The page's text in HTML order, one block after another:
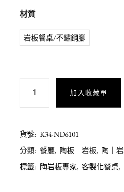
材質
岩板餐桌/不鏽鋼腳
加入收藏單
貨號: K34-ND6101
分類: 餐廳, 陶板｜岩板, 陶｜
標籤: 陶岩板專家, 客製化餐桌,